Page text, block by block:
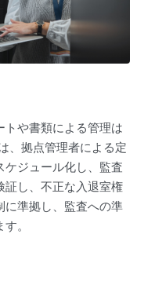
トや書類による管理は
、拠点管理者による定
ケジュール化し、監査
証し、不正な入退室権
に準拠し、監査への準
。